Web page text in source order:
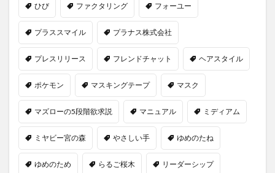
ひび ファクタリング フォーユー
プラススマイル プラナス株式会社
プレスリリース フレンドチャット ヘアスタイル
ポケモン マスキングテープ マスク
マズローの5段階欲求説 マニュアル ミディアム
ミヤビー宮の森 やさしい手 ゆめのたね
ゆめのため らるご桜木 リーダーシップ